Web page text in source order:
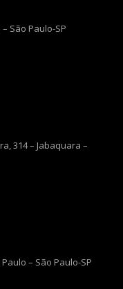
São Paulo-SP
314 – Jabaquara –
– São Paulo-SP